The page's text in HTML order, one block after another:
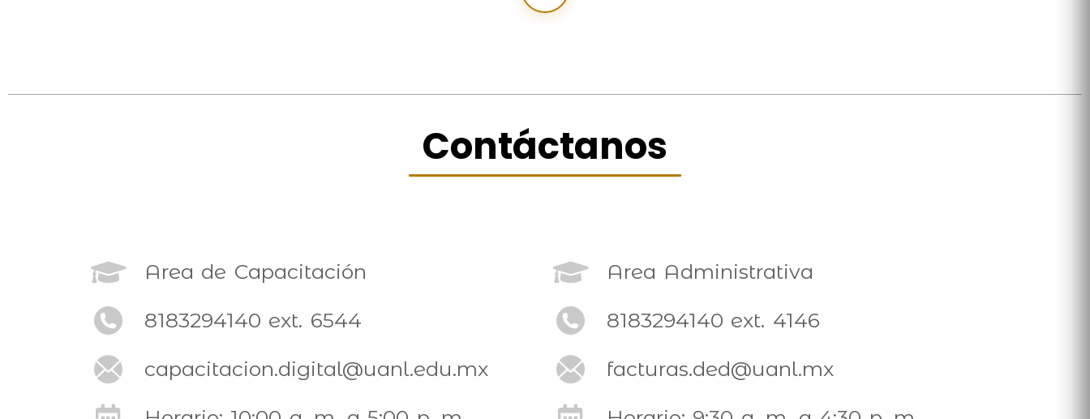
Contáctanos
Area de Capacitación
8183294140 ext. 6544
capacitacion.digital@uanl.edu.mx
Area Administrativa
8183294140 ext. 4146
facturas.ded@uanl.mx